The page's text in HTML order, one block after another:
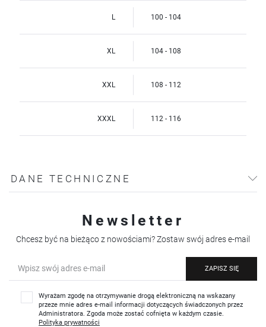
L 100 - 104
XL 104 - 108
XXL 108 - 112
XXXL 112 - 116
DANE TECHNICZNE
Newsletter
Chcesz być na bieżąco z nowościami? Zostaw swój adres e-mail
ZAPISZ SIĘ
Wyrażam zgodę na otrzymywanie drogą elektroniczną na wskazany
przeze mnie adres e-mail informacji dotyczących świadczonych przez
Administratora. Zgoda może zostać cofnięta w każdym czasie.
Polityka prywatności